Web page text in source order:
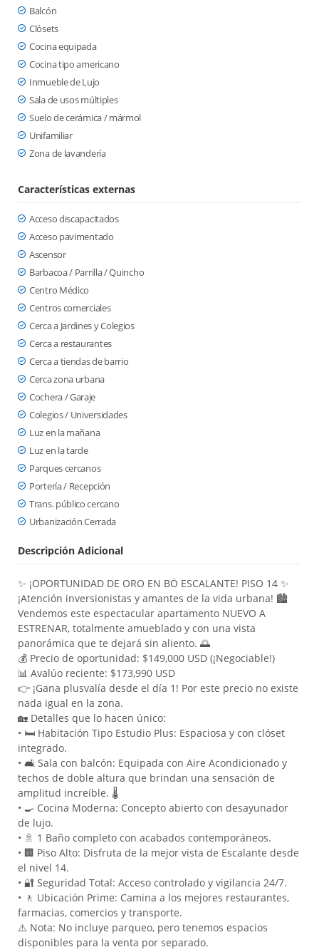
Balcón
Clósets
Cocina equipada
Cocina tipo americano
Inmueble de Lujo
Sala de usos múltiples
Suelo de cerámica / mármol
Unifamiliar
Zona de lavandería
Características externas
Acceso discapacitados
Acceso pavimentado
Ascensor
Barbacoa / Parrilla / Quincho
Centro Médico
Centros comerciales
Cerca a Jardines y Colegios
Cerca a restaurantes
Cerca a tiendas de barrio
Cerca zona urbana
Cochera / Garaje
Colegios / Universidades
Luz en la mañana
Luz en la tarde
Parques cercanos
Portería / Recepción
Trans. público cercano
Urbanización Cerrada
Descripción Adicional
✨ ¡OPORTUNIDAD DE ORO EN BÖ ESCALANTE! PISO 14 ✨
¡Atención inversionistas y amantes de la vida urbana! 🏙️
Vendemos este espectacular apartamento NUEVO A
ESTRENAR, totalmente amueblado y con una vista
panorámica que te dejará sin aliento. 🌅
💰 Precio de oportunidad: $149,000 USD (¡Negociable!)
📊 Avalúo reciente: $173,990 USD
👉 ¡Gana plusvalía desde el día 1! Por este precio no existe
nada igual en la zona.
🏡 Detalles que lo hacen único:
• 🛏️ Habitación Tipo Estudio Plus: Espaciosa y con clóset
integrado.
• 🛋️ Sala con balcón: Equipada con Aire Acondicionado y
techos de doble altura que brindan una sensación de
amplitud increíble. 🌡️
• 🍳 Cocina Moderna: Concepto abierto con desayunador
de lujo.
• 🚿 1 Baño completo con acabados contemporáneos.
• 🏢 Piso Alto: Disfruta de la mejor vista de Escalante desde
el nivel 14.
• 🔐 Seguridad Total: Acceso controlado y vigilancia 24/7.
• 🚶 Ubicación Prime: Camina a los mejores restaurantes,
farmacias, comercios y transporte.
⚠️ Nota: No incluye parqueo, pero tenemos espacios
disponibles para la venta por separado.